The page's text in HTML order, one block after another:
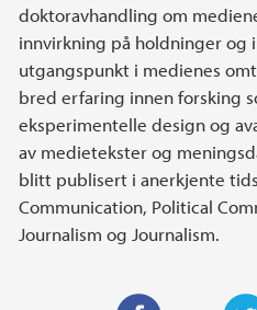
doktoravhandling om
innvirkning på holdninger og
utgangspunkt i medienes
bred erfaring innen forsking
eksperimentelle design og
av medietekster og
blitt publisert i anerkjente
Communication, Political
Journalism og Journalism.